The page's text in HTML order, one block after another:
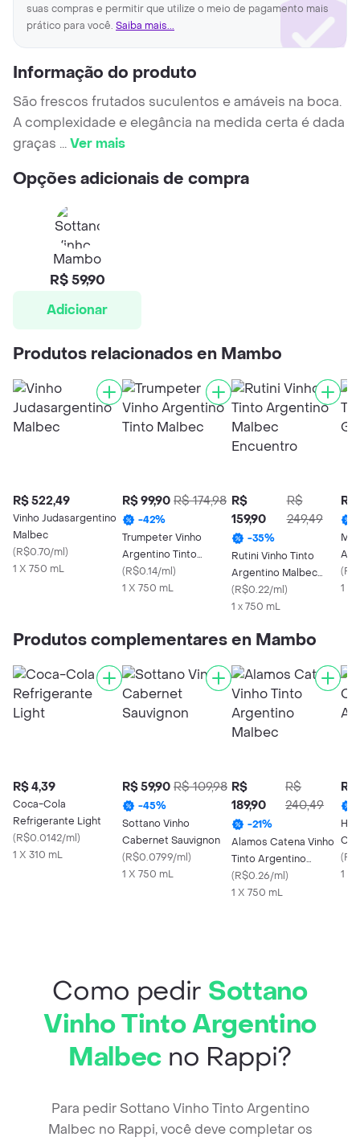
suas compras e permitir que utilize o meio de pagamento mais
prático para você. Saiba mais...
Informação do produto
São frescos frutados suculentos e amáveis na boca.
A complexidade e elegância na medida certa é dada
graças ...Ver mais
Opções adicionais de compra
Mambo
R$ 59,90
Adicionar
Produtos relacionados en Mambo
R$ 522,49
Vinho Judasargentino
Malbec
(R$0.70/ml)
1 X 750 mL
R$ 99,90 R$ 174,98
-42%
Trumpeter Vinho
Argentino Tinto
Malbec
(R$0.14/ml)
1 X 750 mL
R$
159,90
R$
249,49
-35%
Rutini Vinho Tinto
Argentino Malbec
Encuentro
(R$0.22/ml)
1 x 750 mL
R$
(
1 X
Produtos complementares en Mambo
R$ 4,39
Coca-Cola
Refrigerante Light
(R$0.0142/ml)
1 X 310 mL
R$ 59,90 R$ 109,98
-45%
Sottano Vinho
Cabernet Sauvignon
(R$0.0799/ml)
1 X 750 mL
R$
189,90
R$
240,49
-21%
Alamos Catena Vinho
Tinto Argentino
Malbec
(R$0.26/ml)
1 X 750 mL
R$
(
1 X
Como pedir Sottano
Vinho Tinto Argentino
Malbec no Rappi?
Para pedir Sottano Vinho Tinto Argentino
Malbec no Rappi, você deve completar os